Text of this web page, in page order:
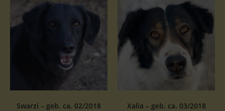
Swarzi – geb. ca. 02/2018 Xalia – geb. ca. 03/2018